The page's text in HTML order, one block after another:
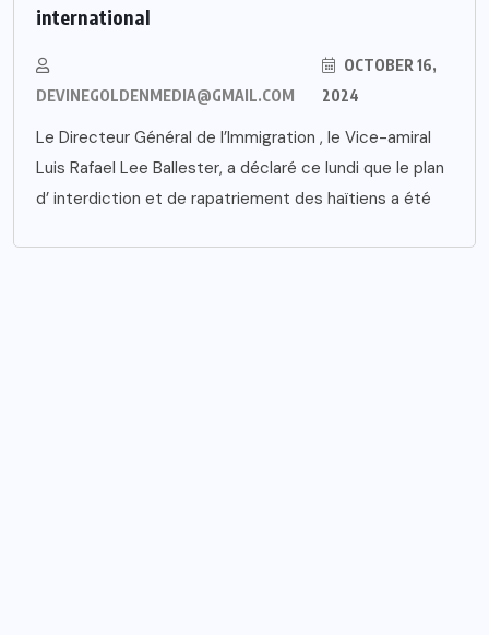
international
DEVINEGOLDENMEDIA@GMAIL.COM
OCTOBER 16,
2024
Le Directeur Général de l’Immigration , le Vice-amiral
Luis Rafael Lee Ballester, a déclaré ce lundi que le plan
d’ interdiction et de rapatriement des haïtiens a été